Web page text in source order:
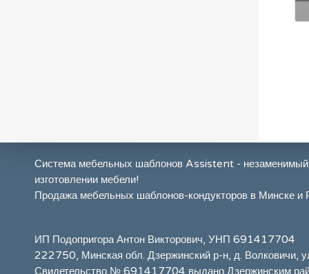
Система мебельных шаблонов Assistent -
изготовлении мебели!
Продажа мебельных шаблонов-кондукторов в Минске и
ИП Подопригора Антон Викторович, УНП 691417704
222750, Минская обл. Дзержинский р-н, д. Волковичи,
Свидетельство № 691417704 выдано Дзержинским